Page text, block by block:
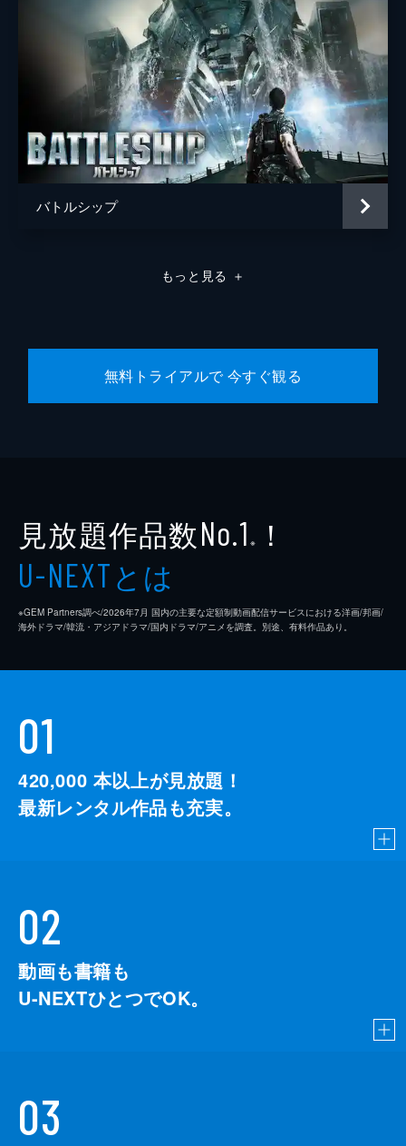
バトルシップ
もっと見る ＋
無料トライアルで 今すぐ観る
見放題作品数No.1 ※ ！
U-NEXTとは
※GEM Partners調べ/2026年7⽉ 国内の主要な定額制動画配信サービスにおける洋画/邦画/
海外ドラマ/韓流・アジアドラマ/国内ドラマ/アニメを調査。別途、有料作品あり。
01
420,000 本以上が見放題！
最新レンタル作品も充実。
02
動画も書籍も
U-NEXTひとつでOK。
03